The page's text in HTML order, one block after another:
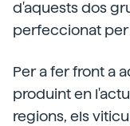
d'aquests dos
perfeccionat per
Per a fer front a
produint en
regions, els